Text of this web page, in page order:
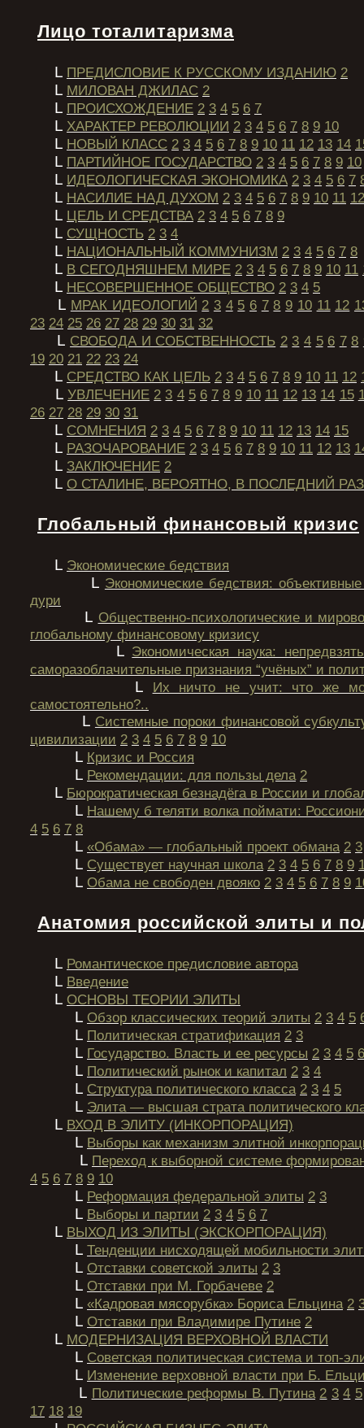
Лицо тоталитаризма
L ПРЕДИСЛОВИЕ К РУССКОМУ ИЗДАНИЮ 2
L МИЛОВАН ДЖИЛАС 2
L ПРОИСХОЖДЕНИЕ 2 3 4 5 6 7
L ХАРАКТЕР РЕВОЛЮЦИИ 2 3 4 5 6 7 8 9 10
L НОВЫЙ КЛАСС 2 3 4 5 6 7 8 9 10 11 12 13 14
L ПАРТИЙНОЕ ГОСУДАРСТВО 2 3 4 5 6 7 8 9 10
L ИДЕОЛОГИЧЕСКАЯ ЭКОНОМИКА 2 3 4 5 6 7
L НАСИЛИЕ НАД ДУХОМ 2 3 4 5 6 7 8 9 10 11 12
L ЦЕЛЬ И СРЕДСТВА 2 3 4 5 6 7 8 9
L СУЩНОСТЬ 2 3 4
L НАЦИОНАЛЬНЫЙ КОММУНИЗМ 2 3 4 5 6 7 8
L В СЕГОДНЯШНЕМ МИРЕ 2 3 4 5 6 7 8 9 10 11
L НЕСОВЕРШЕННОЕ ОБЩЕСТВО 2 3 4 5
L МРАК ИДЕОЛОГИЙ 2 3 4 5 6 7 8 9 10 11 12
23 24 25 26 27 28 29 30 31 32
L СВОБОДА И СОБСТВЕННОСТЬ 2 3 4 5 6 7 8
19 20 21 22 23 24
L СРЕДСТВО КАК ЦЕЛЬ 2 3 4 5 6 7 8 9 10 11 12
LУВЛЕЧЕНИЕ 2 3 4 5 6 7 8 9 10 11 12 13 14 15
26 27 28 29 30 31
L СОМНЕНИЯ 2 3 4 5 6 7 8 9 10 11 12 13 14 15
L РАЗОЧАРОВАНИЕ 2 3 4 5 6 7 8 9 10 11 12 13
L ЗАКЛЮЧЕНИЕ 2
L О СТАЛИНЕ, ВЕРОЯТНО, В ПОСЛЕДНИЙ РАЗ
Глобальный финансовый кризис
L Экономические бедствия
L Экономические бедствия:
дури
L Общественно-психологические и
глобальному финансовому кризису
L Экономическая наука:
саморазоблачительные признания “учёных” и
L Их ничто не учит: что же
самостоятельно?..
L Системные пороки финансовой
цивилизации 2 3 4 5 6 7 8 9 10
L Кризис и Россия
L Рекомендации: для пользы дела 2
L Бюрократическая безнадёга в России и
L Нашему б теляти волка поймати:
4 5 6 7 8
L «Обама» — глобальный проект обмана 2 3
L Существует научная школа 2 3 4 5 6 7 8 9
L Обама не свободен двояко 2 3 4 5 6 7 8 9
Анатомия российской элиты и
L Романтическое предисловие автора
L Введение
L ОСНОВЫ ТЕОРИИ ЭЛИТЫ
L Обзор классических теорий элиты 2 3 4 5
L Политическая стратификация 2 3
L Государство. Власть и ее ресурсы 2 3 4 5 6
L Политический рынок и капитал 2 3 4
L Структура политического класса 2 3 4 5
L Элита — высшая страта политического
L ВХОД В ЭЛИТУ (ИНКОРПОРАЦИЯ)
L Выборы как механизм элитной
L Переход к выборной системе
4 5 6 7 8 9 10
L Реформация федеральной элиты 2 3
L Выборы и партии 2 3 4 5 6 7
L ВЫХОД ИЗ ЭЛИТЫ (ЭКСКОРПОРАЦИЯ)
L Тенденции нисходящей мобильности
L Отставки советской элиты 2 3
L Отставки при М. Горбачеве 2
L «Кадровая мясорубка» Бориса Ельцина 2
L Отставки при Владимире Путине 2
L МОДЕРНИЗАЦИЯ ВЕРХОВНОЙ ВЛАСТИ
L Советская политическая система и топ-
L Изменение верховной власти при Б.
L Политические реформы В. Путина 2 3 4 5
17 18 19